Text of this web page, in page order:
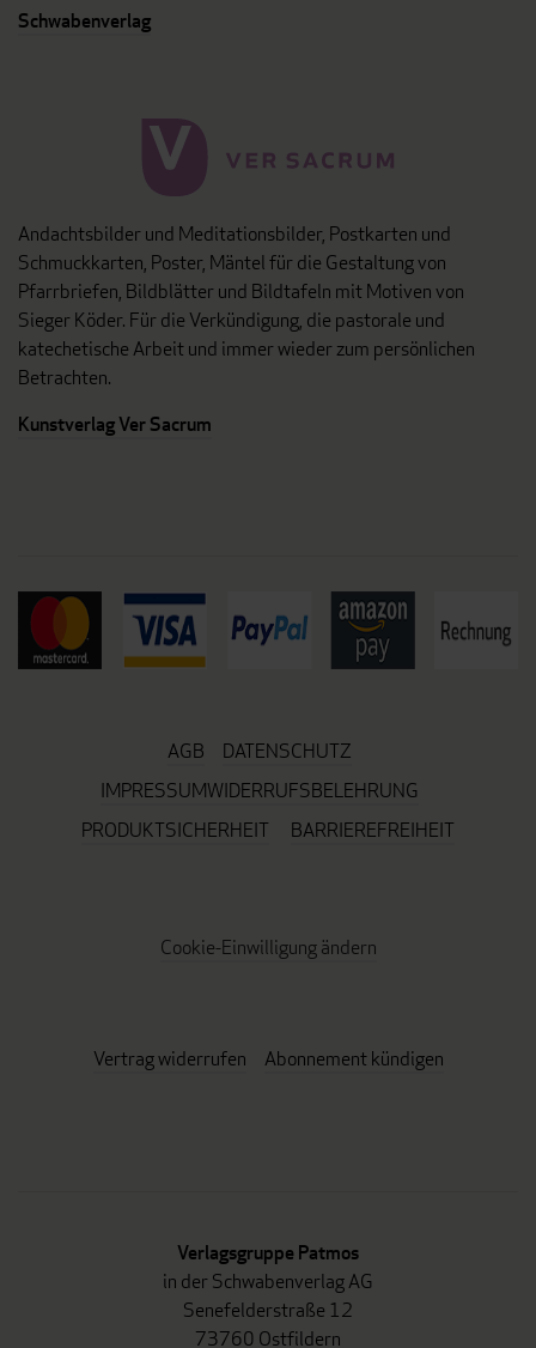
Schwabenverlag
Andachtsbilder und Meditationsbilder, Postkarten und
Schmuckkarten, Poster, Mäntel für die Gestaltung von
Pfarrbriefen, Bildblätter und Bildtafeln mit Motiven von
Sieger Köder. Für die Verkündigung, die pastorale und
katechetische Arbeit und immer wieder zum persönlichen
Betrachten.
Kunstverlag Ver Sacrum
AGB
DATENSCHUTZ
IMPRESSUMWIDERRUFSBELEHRUNG
PRODUKTSICHERHEIT
BARRIEREFREIHEIT
Cookie-Einwilligung ändern
Vertrag widerrufen Abonnement kündigen
Verlagsgruppe Patmos
in der Schwabenverlag AG
Senefelderstraße 12
73760 Ostfildern